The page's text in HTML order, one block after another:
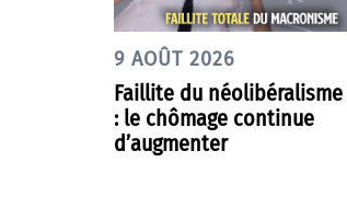
9 AOÛT 2026
Faillite du néolibéralisme
: le chômage continue
d’augmenter